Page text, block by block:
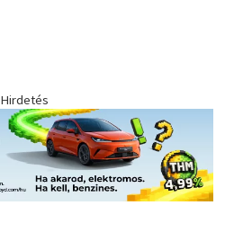
Hirdetés